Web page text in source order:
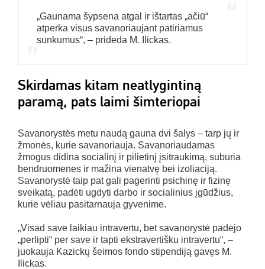
„Gaunama šypsena atgal ir ištartas „ačiū“
atperka visus savanoriaujant patiriamus
sunkumus“, – prideda M. Ilickas.
Skirdamas kitam neatlygintiną
paramą, pats laimi šimteriopai
Savanorystės metu naudą gauna dvi šalys – tarp jų ir
žmonės, kurie savanoriauja. Savanoriaudamas
žmogus didina socialinį ir pilietinį įsitraukimą, suburia
bendruomenes ir mažina vienatvę bei izoliaciją.
Savanorystė taip pat gali pagerinti psichinę ir fizinę
sveikatą, padėti ugdyti darbo ir socialinius įgūdžius,
kurie vėliau pasitarnauja gyvenime.
„Visad save laikiau intravertu, bet savanorystė padėjo
„perlipti“ per save ir tapti ekstravertišku intravertu“, –
juokauja Kazickų šeimos fondo stipendiją gavęs M.
Ilickas.